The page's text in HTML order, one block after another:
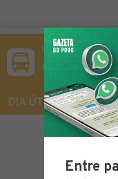
LINHA 778
Cotolengo
DIA ÚTIL SÁBADO